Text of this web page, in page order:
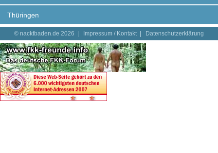
Thüringen
© nacktbaden.de 2026 | Impressum / Kontakt| Datenschutzerklärung